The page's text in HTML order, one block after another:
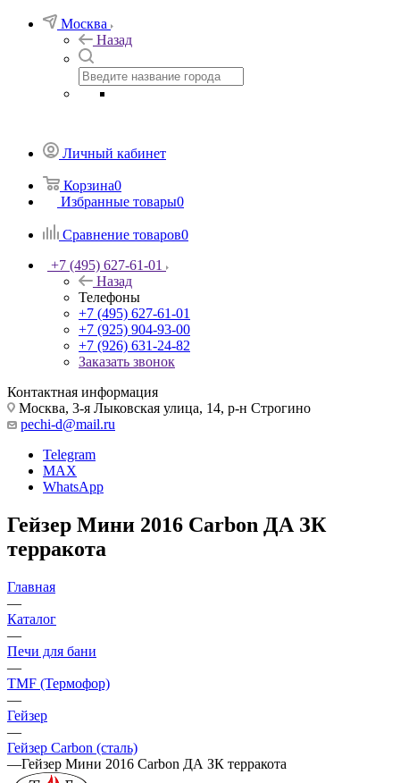
Москва
Назад
Личный кабинет
Корзина0
Избранные товары0
Сравнение товаров0
+7 (495) 627-61-01
Назад
Телефоны
+7 (495) 627-61-01
+7 (925) 904-93-00
+7 (926) 631-24-82
Заказать звонок
Контактная информация
Москва, 3-я Лыковская улица, 14, р-н Строгино
pechi-d@mail.ru
Telegram
MAX
WhatsApp
Гейзер Мини 2016 Carbon ДА ЗК
терракота
Главная
—
Каталог
—
Печи для бани
—
TMF (Термофор)
—
Гейзер
—
Гейзер Carbon (сталь)
—Гейзер Мини 2016 Carbon ДА ЗК терракота